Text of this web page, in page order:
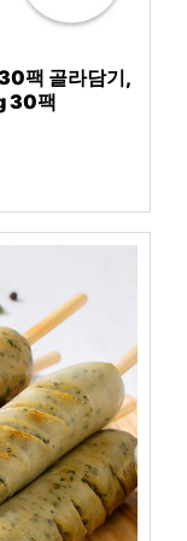
팩 골라담기,
30팩